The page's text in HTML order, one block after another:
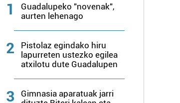
1
Guadalupeko "novenak",
aurten lehenago
2
Pistolaz egindako hiru
lapurreten ustezko egilea
atxilotu dute Guadalupen
3
Gimnasia aparatuak jarri